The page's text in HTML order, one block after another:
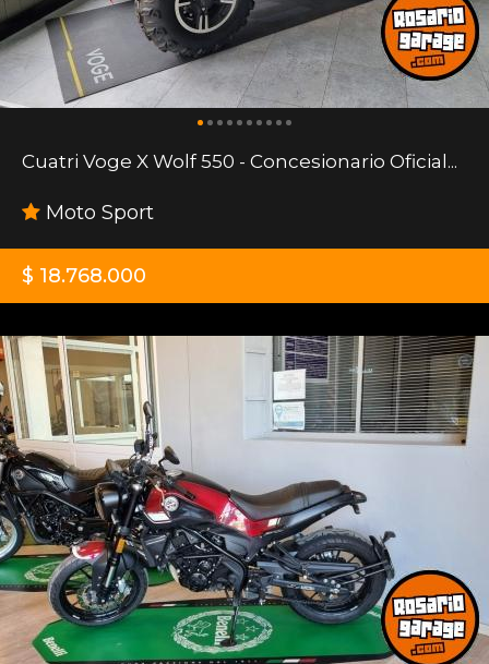
Cuatri Voge X Wolf 550 - Concesionario Oficial...
Moto Sport
$ 18.768.000